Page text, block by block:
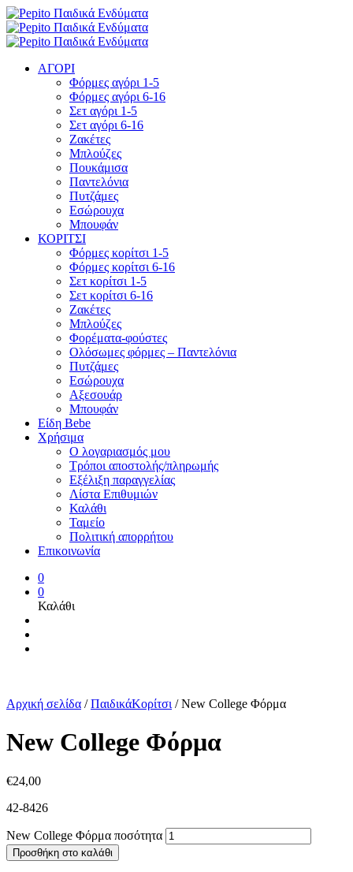
ΑΓΟΡΙ
Φόρμες αγόρι 1-5
Φόρμες αγόρι 6-16
Σετ αγόρι 1-5
Σετ αγόρι 6-16
Ζακέτες
Μπλούζες
Πουκάμισα
Παντελόνια
Πυτζάμες
Εσώρουχα
Μπουφάν
ΚΟΡΙΤΣΙ
Φόρμες κορίτσι 1-5
Φόρμες κορίτσι 6-16
Σετ κορίτσι 1-5
Σετ κορίτσι 6-16
Ζακέτες
Μπλούζες
Φορέματα-φούστες
Ολόσωμες φόρμες – Παντελόνια
Πυτζάμες
Εσώρουχα
Αξεσουάρ
Μπουφάν
Είδη Bebe
Χρήσιμα
Ο λογαριασμός μου
Τρόποι αποστολής/πληρωμής
Εξέλιξη παραγγελίας
Λίστα Επιθυμιών
Καλάθι
Ταμείο
Πολιτική απορρήτου
Επικοινωνία
0
0
Καλάθι
Αρχική σελίδα / ΠαιδικάΚορίτσι /New College Φόρμα
New College Φόρμα
€24,00
42-8426
New College Φόρμα ποσότητα
Προσθήκη στο καλάθι